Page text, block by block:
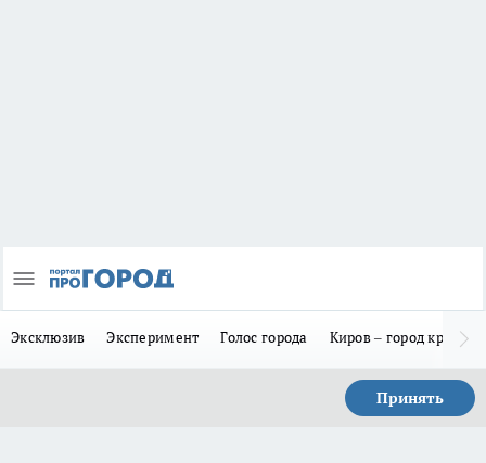
Эксклюзив Эксперимент Голос города Киров – город
Принять